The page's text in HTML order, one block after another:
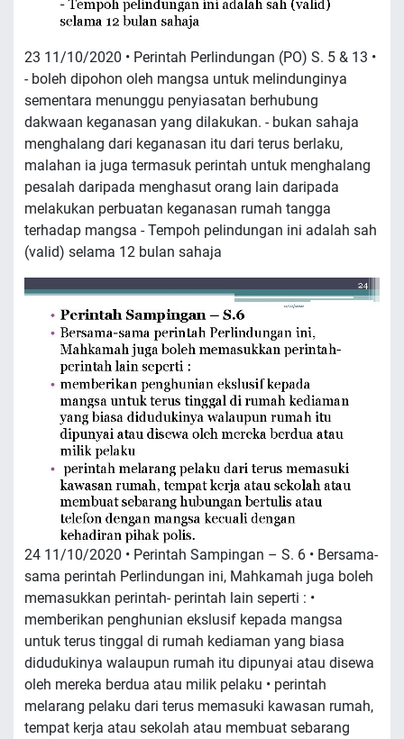
23 11/10/2020 • Perintah Perlindungan (PO) S. 5 & 13 •
- boleh dipohon oleh mangsa untuk melindunginya
sementara menunggu penyiasatan berhubung
dakwaan keganasan yang dilakukan. - bukan sahaja
menghalang dari keganasan itu dari terus berlaku,
malahan ia juga termasuk perintah untuk menghalang
pesalah daripada menghasut orang lain daripada
melakukan perbuatan keganasan rumah tangga
terhadap mangsa - Tempoh pelindungan ini adalah sah
(valid) selama 12 bulan sahaja
24 11/10/2020 • Perintah Sampingan – S. 6 • Bersama-
sama perintah Perlindungan ini, Mahkamah juga boleh
memasukkan perintah- perintah lain seperti : •
memberikan penghunian ekslusif kepada mangsa
untuk terus tinggal di rumah kediaman yang biasa
didudukinya walaupun rumah itu dipunyai atau disewa
oleh mereka berdua atau milik pelaku • perintah
melarang pelaku dari terus memasuki kawasan rumah,
tempat kerja atau sekolah atau membuat sebarang